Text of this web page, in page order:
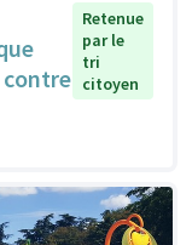
Retenue
par le
tri
citoyen